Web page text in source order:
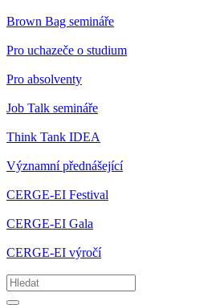
Brown Bag semináře
Pro uchazeče o studium
Pro absolventy
Job Talk semináře
Think Tank IDEA
Významní přednášející
CERGE-EI Festival
CERGE-EI Gala
CERGE-EI výročí